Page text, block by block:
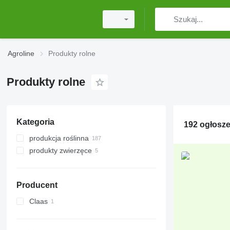
Agroline Produkty rolne
Produkty rolne
Kategoria
produkcja roślinna
owoce
oleje roślinne
kasze
uprawy roślin strączkowych
orzechy
produkty zwierzęce
Producent
Claas
192